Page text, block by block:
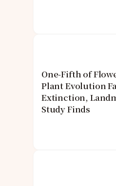
One-Fifth of
Plant Evolution
Extinction,
Study Finds